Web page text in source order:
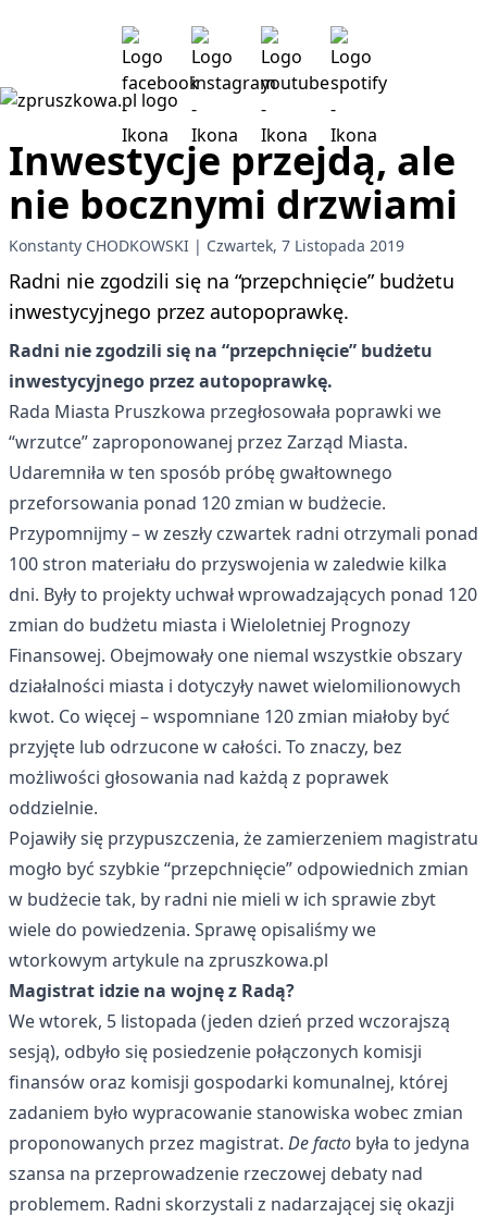
Inwestycje przejdą, ale
nie bocznymi drzwiami
Konstanty CHODKOWSKI Czwartek, 7 Listopada 2019
Radni nie zgodzili się na “przepchnięcie” budżetu
inwestycyjnego przez autopoprawkę.
Radni nie zgodzili się na “przepchnięcie” budżetu
inwestycyjnego przez autopoprawkę.
Rada Miasta Pruszkowa przegłosowała poprawki we
“wrzutce” zaproponowanej przez Zarząd Miasta.
Udaremniła w ten sposób próbę gwałtownego
przeforsowania ponad 120 zmian w budżecie.
Przypomnijmy – w zeszły czwartek radni otrzymali ponad
100 stron materiału do przyswojenia w zaledwie kilka
dni. Były to projekty uchwał wprowadzających ponad 120
zmian do budżetu miasta i Wieloletniej Prognozy
Finansowej. Obejmowały one niemal wszystkie obszary
działalności miasta i dotyczyły nawet wielomilionowych
kwot. Co więcej – wspomniane 120 zmian miałoby być
przyjęte lub odrzucone w całości. To znaczy, bez
możliwości głosowania nad każdą z poprawek
oddzielnie.
Pojawiły się przypuszczenia, że zamierzeniem magistratu
mogło być szybkie “przepchnięcie” odpowiednich zmian
w budżecie tak, by radni nie mieli w ich sprawie zbyt
wiele do powiedzenia. Sprawę opisaliśmy we
wtorkowym artykule na zpruszkowa.pl
Magistrat idzie na wojnę z Radą?
We wtorek, 5 listopada (jeden dzień przed wczorajszą
sesją), odbyło się posiedzenie połączonych komisji
finansów oraz komisji gospodarki komunalnej, której
zadaniem było wypracowanie stanowiska wobec zmian
proponowanych przez magistrat. De facto była to jedyna
szansa na przeprowadzenie rzeczowej debaty nad
problemem. Radni skorzystali z nadarzającej się okazji